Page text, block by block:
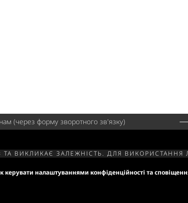
(через форму зворотного зв'язку)
ТА ВИКЛИКАЄ ЗАЛЕЖНІСТЬ. ДЛЯ
керувати налаштуваннями конфіденційності та